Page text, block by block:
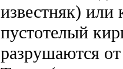
известняк) или
пустотелый
разрушаются